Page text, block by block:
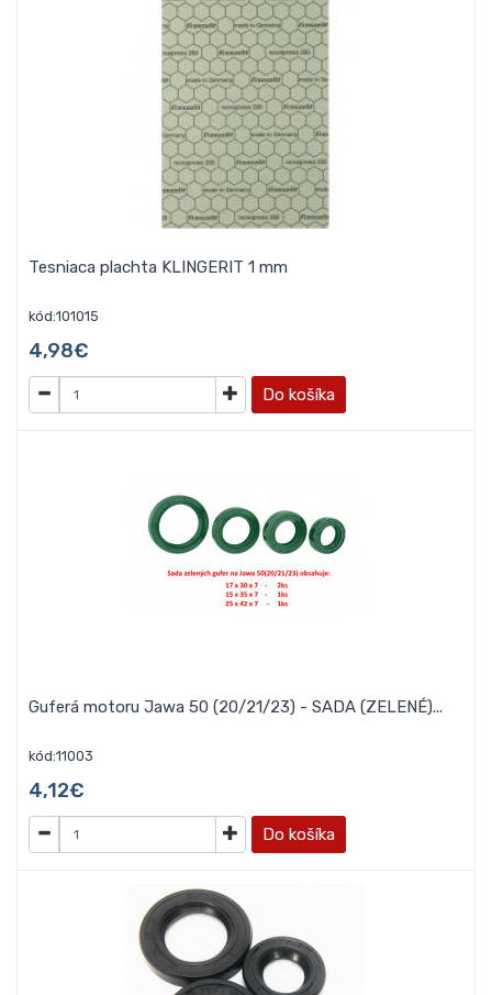
Tesniaca plachta KLINGERIT 1 mm
kód:101015
4,98€
Do košíka
Guferá motoru Jawa 50 (20/21/23) - SADA (ZELENÉ)...
kód:11003
4,12€
Do košíka